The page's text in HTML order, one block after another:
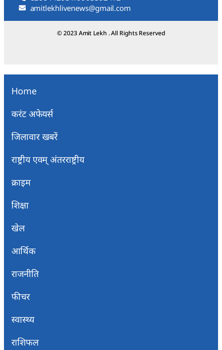
amitlekhlivenews@gmail.com
© 2023 Amit Lekh . All Rights Reserved
Home
करंट अफेयर्स
जिलावार खबरें
राष्ट्रीय एवम् अंतरराष्ट्रीय
क्राइम
शिक्षा
खेल
आर्थिक
राजनीति
फीचर
स्वास्थ्य
राशिफल